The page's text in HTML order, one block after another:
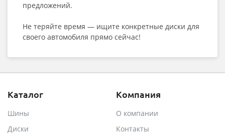
предложений.
Не теряйте время — ищите конкретные диски для
своего автомобиля прямо сейчас!
Каталог
Шины
Диски
Компания
О компании
Контакты